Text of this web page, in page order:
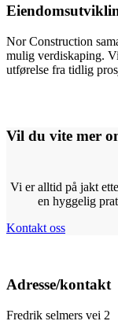
Nor Construction
mulig verdiskaping.
utførelse fra tidlig
Vil du vite mer
Vi er alltid på jakt
en hyggelig
Kontakt oss
Adresse/kontakt
Fredrik selmers vei 2